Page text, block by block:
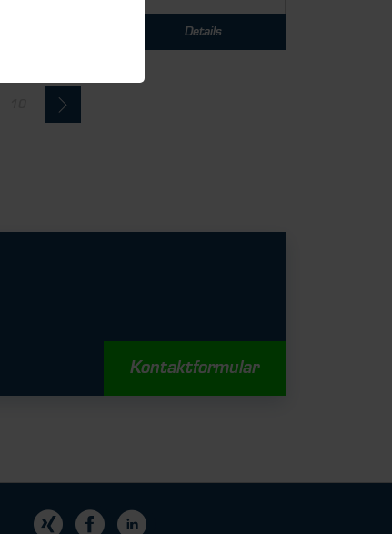
Details
Kontaktformular